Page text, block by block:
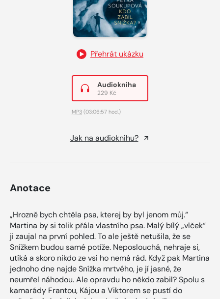
Přehrát ukázku
Audiokniha
229 Kč
MP3 (03:06:57 hod.)
Jak na audioknihu?
Anotace
„Hrozně bych chtěla psa, kterej by byl jenom můj.“
Martina by si tolik přála vlastního psa. Malý bílý „vlček“
ji zaujal na první pohled. To ale ještě netušila, že se
Snížkem budou samé potíže. Neposlouchá, nehraje si,
utíká a skoro nikdo ze vsi ho nemá rád. Když pak Martina
jednoho dne najde Snížka mrtvého, je jí jasné, že
neumřel náhodou. Ale opravdu ho někdo zabil? Spolu s
kamarády Frantou, Kájou a Viktorem se pustí do